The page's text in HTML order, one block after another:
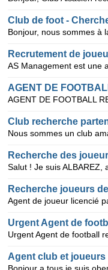
Club de foot -
Recrutement de
Club recherche
Agent club et joueurs